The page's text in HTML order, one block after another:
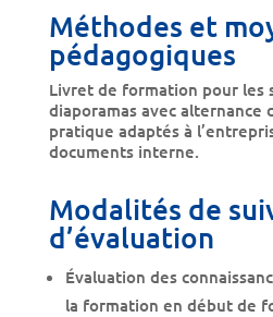
Méthodes et
pédagogiques
Livret de formation pour les
diaporamas avec alternance
pratique adaptés à
documents interne.
Modalités de
d’évaluation
Évaluation des
la formation en début de